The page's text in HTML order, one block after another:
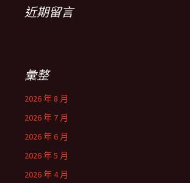
近期留言
彙整
2026 年 8 月
2026 年 7 月
2026 年 6 月
2026 年 5 月
2026 年 4 月